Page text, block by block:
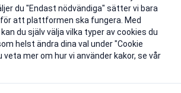
du "Endast nödvändiga" sätter vi bara
att plattformen ska fungera. Med
du själv välja vilka typer av cookies du
helst ändra dina val under "Cookie
veta mer om hur vi använder kakor, se vår